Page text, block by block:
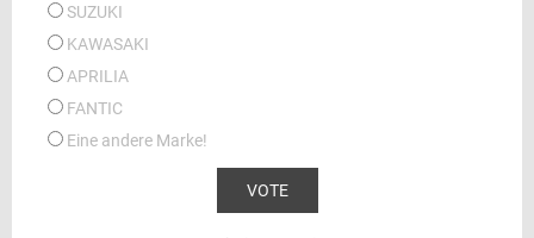
SUZUKI
KAWASAKI
APRILIA
FANTIC
Eine andere Marke!